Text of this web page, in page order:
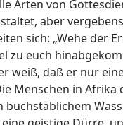
Arten von
aber
sich: „Wehe der
zu euch
weiß, daß er nur
Menschen in Afrika